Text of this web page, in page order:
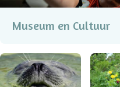
Museum en Cultuur